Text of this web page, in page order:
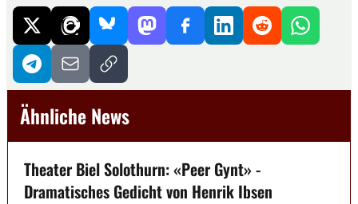
Ähnliche News
Theater Biel Solothurn: «Peer Gynt» -
Dramatisches Gedicht von Henrik Ibsen